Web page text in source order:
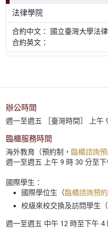
法律學院
合約中文： 國立臺灣大學法
合約英文：
辦公時間
週一至週五 ［臺灣時間］ 上午
臨櫃服務時間
海外教育（預約制， 臨櫃諮詢
週一至週五 上午 9 時 30 分至
國際學生：
國際學位生（臨櫃諮詢預
校級來校交換及訪問學生（
週一至週五 中午 12 時至下午 4